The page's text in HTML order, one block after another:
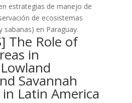
estrategias de manejo de
de ecosistemas
sabanas) en Paraguay.
The Role of
in
Savannah
in Latin America